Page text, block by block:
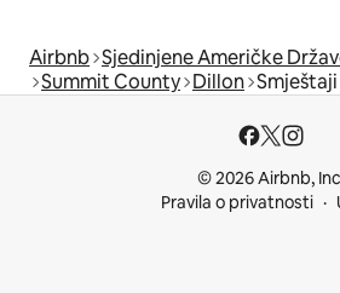
Airbnb Sjedinjene Američke
Summit County Dillon
© 2026 Airbnb,
Pravila o privatnosti